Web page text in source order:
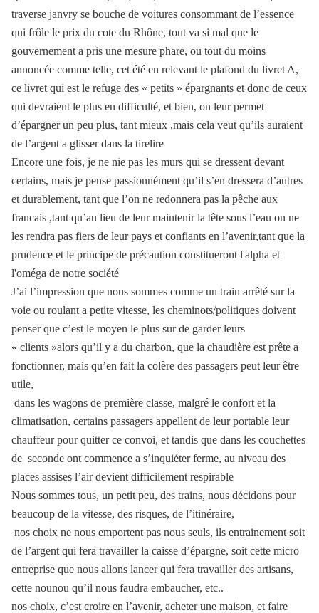
traverse janvry se bouche de voitures consommant de l’essence
qui frôle le prix du cote du Rhône, tout va si mal que le
gouvernement a pris une mesure phare, ou tout du moins
annoncée comme telle, cet été en relevant le plafond du livret A,
ce livret qui est le refuge des « petits » épargnants et donc de ceux
qui devraient le plus en difficulté, et bien, on leur permet
d’épargner un peu plus, tant mieux ,mais cela veut qu’ils auraient
de l’argent a glisser dans la tirelire
Encore une fois, je ne nie pas les murs qui se dressent devant
certains, mais je pense passionnément qu’il s’en dressera d’autres
et durablement, tant que l’on ne redonnera pas la pêche aux
francais ,tant qu’au lieu de leur maintenir la tête sous l’eau on ne
les rendra pas fiers de leur pays et confiants en l’avenir,tant que la
prudence et le principe de précaution constitueront l'alpha et
l'oméga de notre société
J’ai l’impression que nous sommes comme un train arrêté sur la
voie ou roulant a petite vitesse, les cheminots/politiques doivent
penser que c’est le moyen le plus sur de garder leurs
« clients »alors qu’il y a du charbon, que la chaudière est prête a
fonctionner, mais qu’en fait la colère des passagers peut leur être
utile,
dans les wagons de première classe, malgré le confort et la
climatisation, certains passagers appellent de leur portable leur
chauffeur pour quitter ce convoi, et tandis que dans les couchettes
de seconde ont commence a s’inquiéter ferme, au niveau des
places assises l’air devient difficilement respirable
Nous sommes tous, un petit peu, des trains, nous décidons pour
beaucoup de la vitesse, des risques, de l’itinéraire,
nos choix ne nous emportent pas nous seuls, ils entrainement soit
de l’argent qui fera travailler la caisse d’épargne, soit cette micro
entreprise que nous allons lancer qui fera travailler des artisans,
cette nounou qu’il nous faudra embaucher, etc..
nos choix, c’est croire en l’avenir, acheter une maison, et faire